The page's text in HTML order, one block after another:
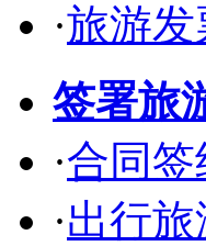
·旅游
签署旅
·合同
·出行